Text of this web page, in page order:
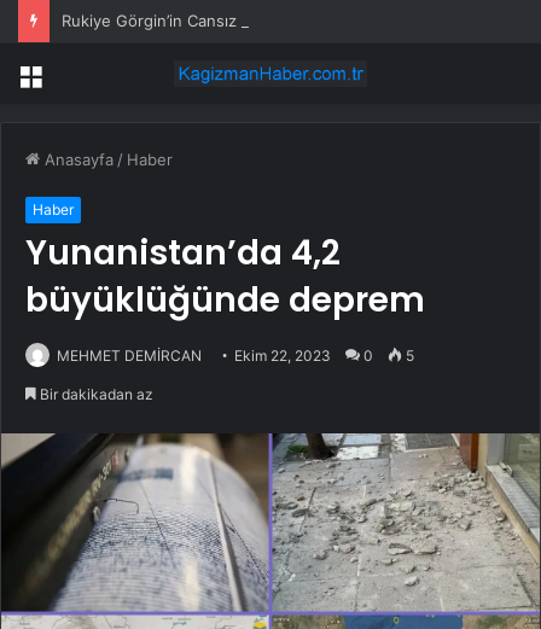
Rukiye Görgin’in Cansız Bedeni Göl Çevresinde Bulundu
Menü
Anasayfa / Haber
Haber
Yunanistan’da 4,2
büyüklüğünde deprem
MEHMET DEMİRCAN Ekim 22, 2023 0 5
Bir dakikadan az